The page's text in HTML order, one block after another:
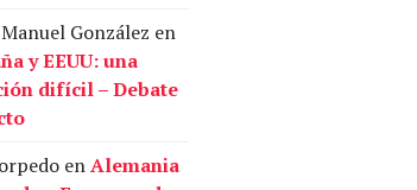
González en
y EEUU: una
difícil – Debate
enAlemania